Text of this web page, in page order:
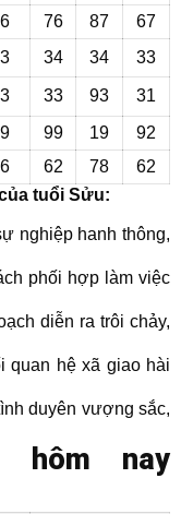
6 76 87 67
3 34 34 33
3 33 93 31
9 99 19
92
6 62 78
62
tuổi Sửu:
nghiệp hanh thông,
phối hợp làm việc
diễn ra trôi chảy,
quan hệ xã giao hài
duyên vượng sắc,
hôm nay